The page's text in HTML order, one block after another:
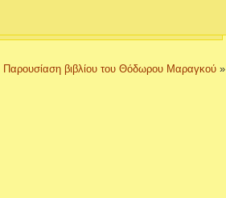
Παρουσίαση βιβλίου του Θόδωρου Μαραγκού»